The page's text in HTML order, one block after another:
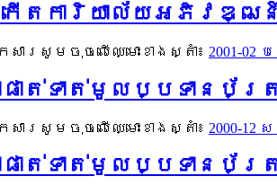
ង្កើតការិយាល័យអភិវ
ារសូមចុចលើឈ្មោះខាងស្តាំ៖ 2001-
ភាផាត់ទាត់មូលប្បទាន
ារសូមចុចលើឈ្មោះខាងស្តាំ៖ 2000-
ភាផាត់ទាត់មូលប្បទានប័